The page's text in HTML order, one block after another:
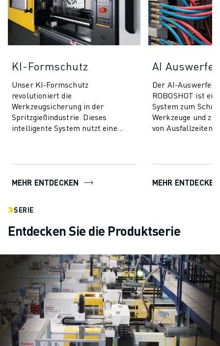
KI-Formschutz
Unser KI-Formschutz
revolutioniert die
Werkzeugsicherung in der
Spritzgießindustrie. Dieses
intelligente System nutzt eine
MEHR ENTDECKEN
AI
Der AI-
ROBOSHOT ist
System zum
Werkzeuge und
von Ausfallzeiten.
MEHR ENTDECKEN
SERIE
Entdecken Sie die Produktserie